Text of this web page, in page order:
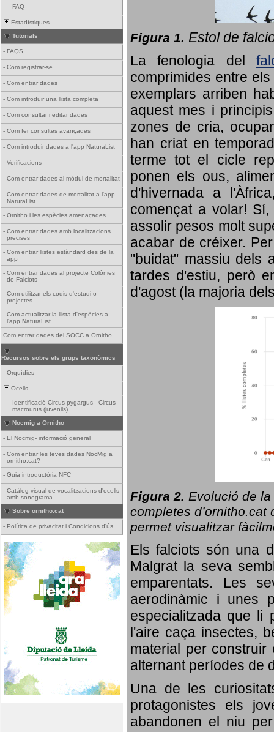
- FAQ
Estadístiques
Tutorials
- FAQS
- Com registrar-se
- Com entrar dades
- Com introduir una llista completa
- Com consultar i editar dades
- Com fer consultes avançades
- Com introduir dades a l'app NaturaList
- Verificacions
- Com entrar dades al mòdul de mortalitat
- Com entrar dades de mortalitat a l'app
NaturaList
- Ornitho i les espècies amenaçades
- Com entrar dades amb localitzacions
precises
- Com entrar llistes estàndard des de la
app
- Com entrar dades al projecte Colònies
de Falciots
- Com utilitzar els codis d'estudi o
projectes
- Com actualitzar la llista d'espècies a
l'app NaturaList
Com entrar dades del SOCC a Ornitho
Recursos sobre els grups taxonòmics
- Orquídies
Ocells
- Identificació Circus pygargus - Circus
macrourus (juvenils)
Nocmig a Ornitho
- El Nocmig- informació general
- Com entrar les teves dades NocMig a
ornitho.cat?
- Guia introductòria NFC
- Catàleg visual de vocalitzacions d'ocells
amb sonograma
Sobre ornitho.cat
- Política de privacitat i Condicions d'ús
Figura 1. Estol de
La fenologia del
comprimides entre
exemplars arriben
aquest mes i
zones de cria,
han criat en
terme tot el cicle
ponen els ous,
d'hivernada a
començat a volar!
assolir pesos molt
acabar de créixer.
"buidat" massiu dels
tardes d'estiu, però
d'agost (la majoria
Figura 2. Evolució de la
completes d’ornitho.cat
permet visualitzar
Els falciots són una
Malgrat la seva
emparentats. Les
aerodinàmic i unes
especialitzada que li
l'aire caça insectes,
material per
alternant períodes de
Una de les
protagonistes els
abandonen el niu